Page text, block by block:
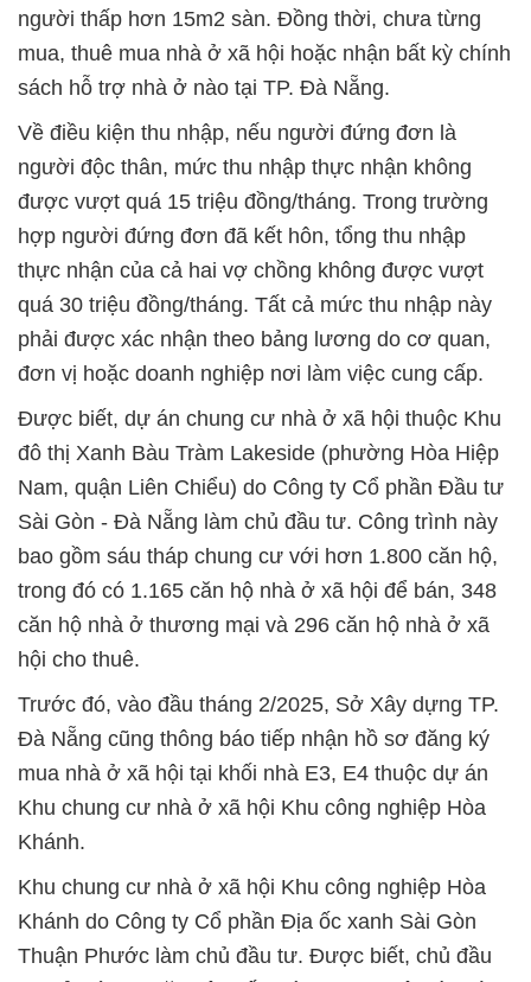
người thấp hơn 15m2 sàn. Đồng thời, chưa từng
mua, thuê mua nhà ở xã hội hoặc nhận bất kỳ chính
sách hỗ trợ nhà ở nào tại TP. Đà Nẵng.
Về điều kiện thu nhập, nếu người đứng đơn là
người độc thân, mức thu nhập thực nhận không
được vượt quá 15 triệu đồng/tháng. Trong trường
hợp người đứng đơn đã kết hôn, tổng thu nhập
thực nhận của cả hai vợ chồng không được vượt
quá 30 triệu đồng/tháng. Tất cả mức thu nhập này
phải được xác nhận theo bảng lương do cơ quan,
đơn vị hoặc doanh nghiệp nơi làm việc cung cấp.
Được biết, dự án chung cư nhà ở xã hội thuộc Khu
đô thị Xanh Bàu Tràm Lakeside (phường Hòa Hiệp
Nam, quận Liên Chiểu) do Công ty Cổ phần Đầu tư
Sài Gòn - Đà Nẵng làm chủ đầu tư. Công trình này
bao gồm sáu tháp chung cư với hơn 1.800 căn hộ,
trong đó có 1.165 căn hộ nhà ở xã hội để bán, 348
căn hộ nhà ở thương mại và 296 căn hộ nhà ở xã
hội cho thuê.
Trước đó, vào đầu tháng 2/2025, Sở Xây dựng TP.
Đà Nẵng cũng thông báo tiếp nhận hồ sơ đăng ký
mua nhà ở xã hội tại khối nhà E3, E4 thuộc dự án
Khu chung cư nhà ở xã hội Khu công nghiệp Hòa
Khánh.
Khu chung cư nhà ở xã hội Khu công nghiệp Hòa
Khánh do Công ty Cổ phần Địa ốc xanh Sài Gòn
Thuận Phước làm chủ đầu tư. Được biết, chủ đầu